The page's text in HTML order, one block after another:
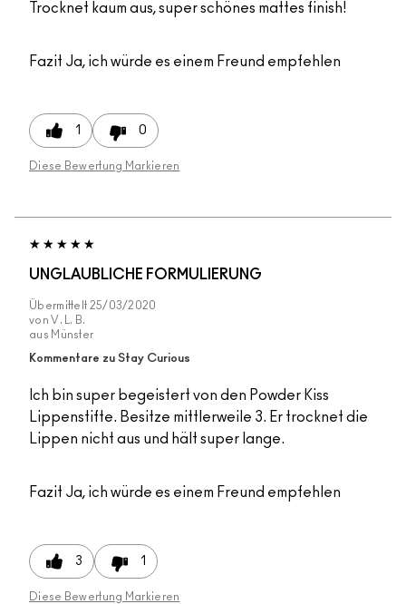
Trocknet kaum aus, super schönes mattes finish!
Fazit Ja, ich würde es einem Freund empfehlen
1 0
Diese Bewertung Markieren
UNGLAUBLICHE FORMULIERUNG
Übermittelt 25/03/2020
von V. L. B.
aus Münster
Kommentare zu Stay Curious
Ich bin super begeistert von den Powder Kiss
Lippenstifte. Besitze mittlerweile 3. Er trocknet die
Lippen nicht aus und hält super lange.
Fazit Ja, ich würde es einem Freund empfehlen
3 1
Diese Bewertung Markieren